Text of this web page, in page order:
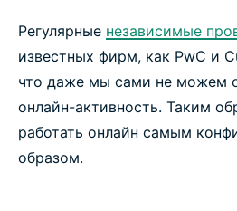
Регулярные независимые
известных фирм, как PwC и
что даже мы сами не можем
онлайн-активность. Таким
работать онлайн самым
образом.